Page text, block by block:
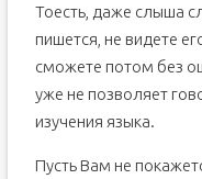
Тоесть, даже слыша
пишется, не видете
сможете потом без
уже не позволяет
изучения языка.
Пусть Вам не